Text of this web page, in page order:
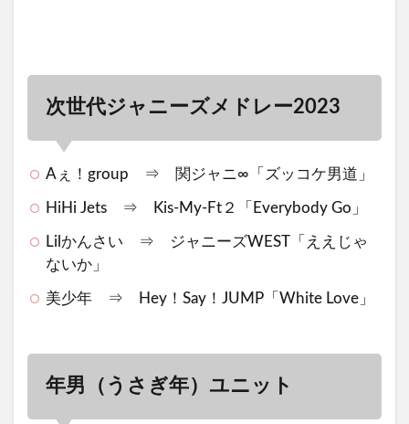
次世代ジャニーズメドレー2023
Aぇ！group ⇒ 関ジャニ∞「ズッコケ男道」
HiHi Jets ⇒ Kis-My-Ft２「Everybody Go」
Lilかんさい ⇒ ジャニーズWEST「ええじゃ
ないか」
美少年 ⇒ Hey！Say！JUMP「White Love」
年男（うさぎ年）ユニット